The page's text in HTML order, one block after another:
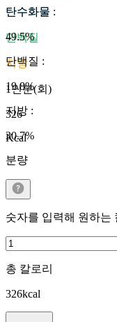
탄수화물
단백질
지방
1인분(회)
326
Kcal
탄수화물 :
49.5%
단백질 :
19.8%
지방 :
30.7%
분량
숫자를 입력해 원하는
총 칼로리
326kcal